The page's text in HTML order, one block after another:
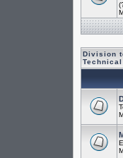
Division